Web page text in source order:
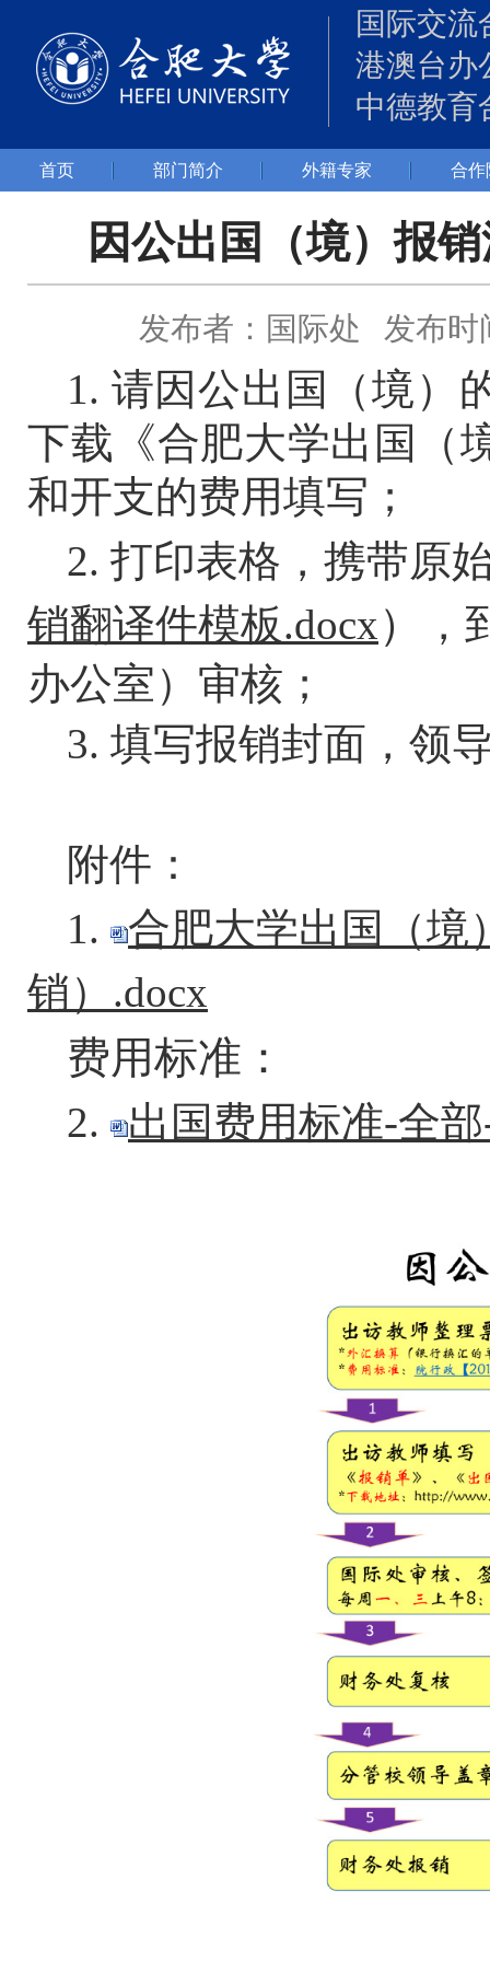
国际交流
港澳台办
中德教育
首页 部门简介 外籍专家 合作
因公出国（境）报
发布者：国际处 发布时
1. 请因公出国（境）
下载《合肥大学出国（
和开支的费用填写；
2. 打印表格，携带原
销翻译件模板.docx）
办公室）审核；
3. 填写报销封面，领
附件：
1.
合肥大学出国（境
销）.docx
费用标准：
2. 出国费用标准-全部